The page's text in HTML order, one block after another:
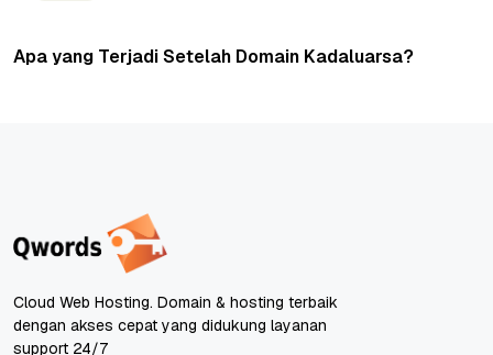
Apa yang Terjadi Setelah Domain Kadaluarsa?
Cloud Web Hosting. Domain & hosting terbaik
dengan akses cepat yang didukung layanan
support 24/7